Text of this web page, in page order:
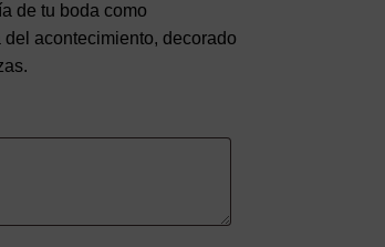
de tu boda como
acontecimiento, decorado